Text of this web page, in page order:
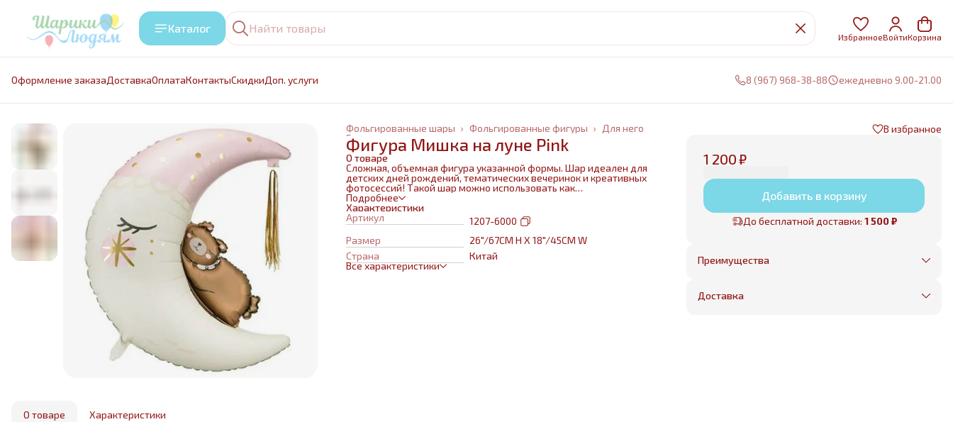
Каталог
ИзбранноеВойтиКорзина
Оформление заказаДоставкаОплатаКонтактыCкидкиДоп. услуги 8 (967) 968-38-88 ежедневно 9.00-21.00
Для него
Фольгированные фигуры ›
Фольгированные шары ›
Главная
Фигура Мишка на луне Pink
О товаре
Сложная, объемная фигура указанной формы. Шар идеален для
детских дней рождений, тематических вечеринок и креативных
фотосессий! Такой шар можно использовать как
самостоятельный элемент декора или в воздушном букете в
сочетании с другими шарами и украшениями. Изготовлен из
качественных материалов (полимерная пленка).При надувании
используется только гелий. Плотная пленка позволит шару не
сдуваться около недели. Размеры указаны в ненадутом
состоянии, в надутом на 10-20 % меньше.
Подробнее
Характеристики
Артикул
1207-6000
Размер
26"/67СМ H X 18"/45СМ W
Страна
Китай
Все характеристики
В избранное
1 200 ₽
Добавить в корзину
До бесплатной доставки: 1 500 ₽
Преимущества
Оплата частями в Сплит
Бесплатная доставка в пределах КАД
Доставка
О товаре Характеристики